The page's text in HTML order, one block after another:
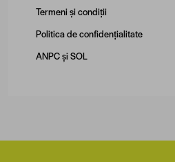
Termeni și condiții
Politica de confidențialitate
ANPCșiSOL